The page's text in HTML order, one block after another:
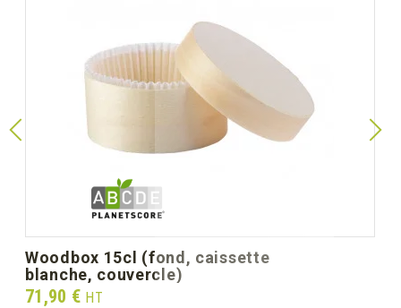
woodbox 15cl (fond, caissette
blanche, couvercle)
Prix
71,90 € HT